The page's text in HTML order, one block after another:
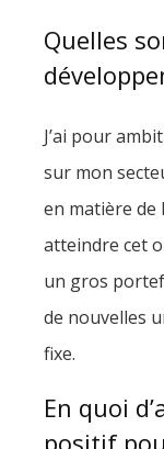
Quelles
J’ai pour
sur mon
en matière de
atteindre cet
un gros
de nouvelles
fixe.
En quoi
positif